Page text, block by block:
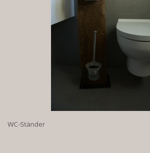
WC-Ständer